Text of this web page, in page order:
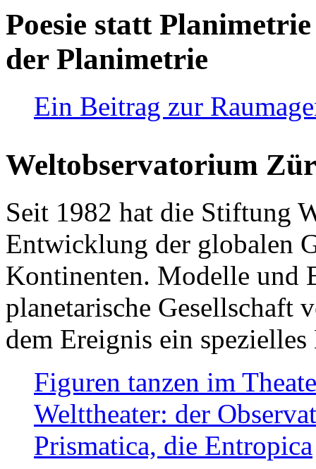
Poesie statt
der Planimetrie
Ein Beitrag zur
Weltobservatorium
Seit 1982 hat die Stiftung
Entwicklung der globalen
Kontinenten. Modelle und
planetarische Gesellschaft
dem Ereignis ein
Figuren tanzen im
Welttheater: der
Prismatica, die Entropica